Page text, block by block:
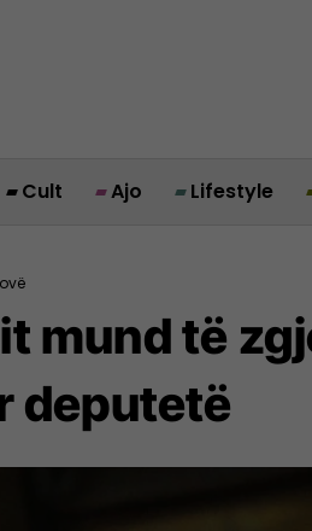
Cult Ajo Lifestyle
mund të
deputetë